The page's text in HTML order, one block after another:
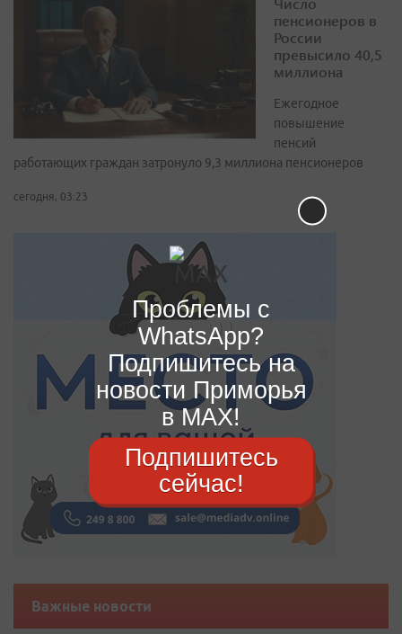
пенсионеров в
России
превысило 40,5
миллиона
Ежегодное
повышение
пенсий
работающих граждан затронуло 9,3 миллиона пенсионеров
сегодня, 03:23
Важные новости
Проблемы с
WhatsApp?
Подпишитесь на
новости Приморья
в MAX!
Подпишитесь
сейчас!